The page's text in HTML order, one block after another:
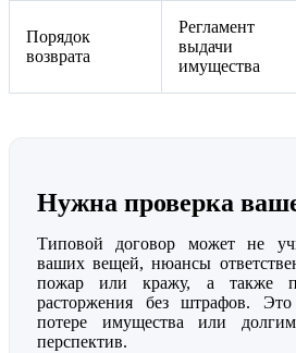
Порядок
возврата
Регламент
выдачи
имущества
Нужна проверка
Типовой договор может не
ваших вещей, нюансы
пожар или кражу, а также
расторжения без штрафов.
потере имущества или
перспектив.